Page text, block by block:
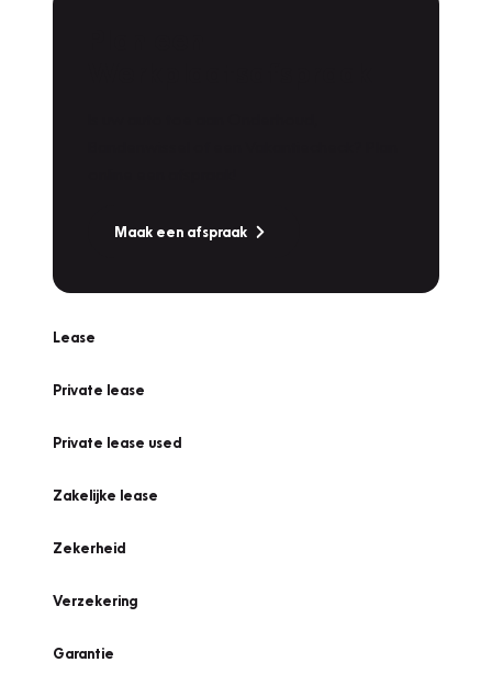
Maak een afspraak
Lease
Private lease
Private lease used
Zakelijke lease
Zekerheid
Verzekering
Garantie